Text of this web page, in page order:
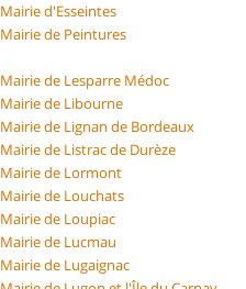
Mairie d'Esseintes
Mairie de Peintures
Mairie de Lesparre Médoc
Mairie de Libourne
Mairie de Lignan de Bordeaux
Mairie de Listrac de Durèze
Mairie de Lormont
Mairie de Louchats
Mairie de Loupiac
Mairie de Lucmau
Mairie de Lugaignac